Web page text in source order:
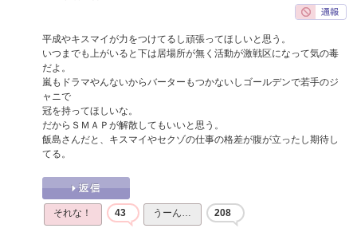
平成やキスマイが力をつけてるし頑張ってほしいと思う。
いつまでも上がいると下は居場所が無く活動が激戦区になって気の毒
だよ。
嵐もドラマやんないからバーターもつかないしゴールデンで若手のジ
ャニで
冠を持ってほしいな。
だからＳＭＡＰが解散してもいいと思う。
飯島さんだと、キスマイやセクゾの仕事の格差が腹が立ったし期待し
てる。
それな！ 43 うーん… 208